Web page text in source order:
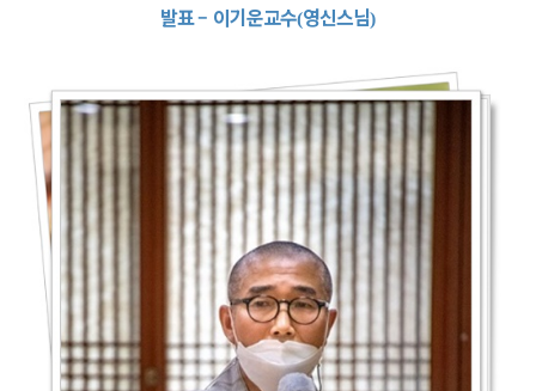
발표– 이기운교수(영신스님)